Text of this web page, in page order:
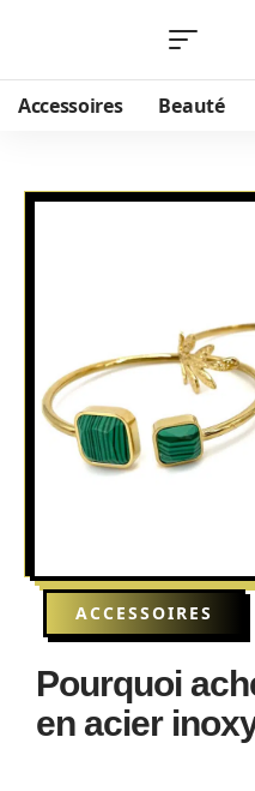
Accessoires Beauté
ACCESSOIRES
Pourquoi
en acier